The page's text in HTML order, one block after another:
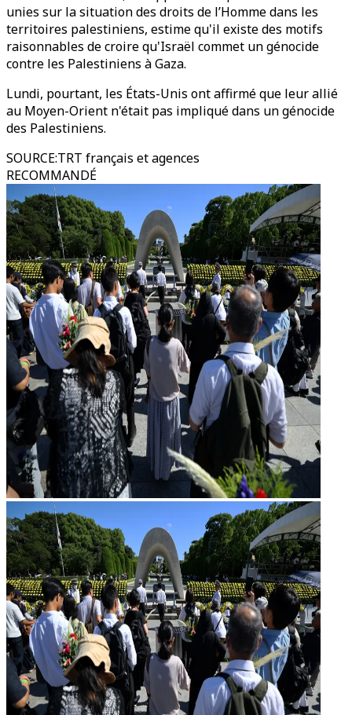
unies sur la situation des droits de l’Homme dans les
territoires palestiniens, estime qu'il existe des motifs
raisonnables de croire qu'Israël commet un génocide
contre les Palestiniens à Gaza.
Lundi, pourtant, les États-Unis ont affirmé que leur allié
au Moyen-Orient n'était pas impliqué dans un génocide
des Palestiniens.
SOURCE:TRT français et agences
RECOMMANDÉ